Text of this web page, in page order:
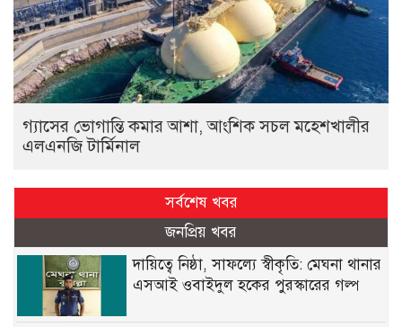
গ্যাসের ভোগান্তি কমার আশা, আংশিক সচল মহেশখালীর
এলএনজি টার্মিনাল
সর্বশেষ খবর
জনপ্রিয় খবর
দায়িত্বে নিষ্ঠা, সাফল্যে স্বীকৃতি: মেঘনা থানার
এসআই ওবাইদুল হকের পুরস্কারের গল্প